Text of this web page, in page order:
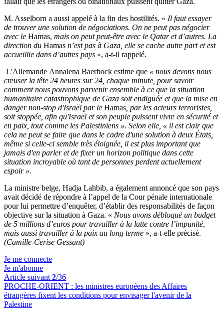
M. Asselborn a aussi appelé à la fin des hostilités. « Il faut essayer
de trouver une solution de négociations. On ne peut pas négocier
avec le Hamas, mais on peut peut-être avec le Qatar et d’autres. La
direction du Hamas n’est pas à Gaza, elle se cache autre part et est
accueillie dans d’autres pays », a-t-il rappelé.
L'Allemande Annalena Baerbock estime que « nous devons nous
creuser la tête 24 heures sur 24, chaque minute, pour savoir
comment nous pouvons parvenir ensemble à ce que la situation
humanitaire catastrophique de Gaza soit endiguée et que la mise en
danger non-stop d'Israël par le Hamas , par les acteurs terroristes,
soit stoppée, afin qu'Israël et son peuple puissent vivre en sécurité et
en paix, tout comme les Palestiniens ». Selon elle, « il est clair que
cela ne peut se faire que dans le cadre d'une solution à deux États,
même si celle-ci semble très éloignée, il est plus important que
jamais d'en parler et de fixer un horizon politique dans cette
situation incroyable où tant de personnes perdent actuellement
espoir ».
La ministre belge, Hadja Lahbib, a également annoncé que son pays
avait décidé de répondre à l’appel de la Cour pénale internationale
pour lui permettre d’enquêter, d’établir des responsabilités de façon
objective sur la situation à Gaza. « Nous avons débloqué un budget
de 5 millions d’euros pour travailler à la lutte contre l’impunité,
mais aussi travailler à la paix au long terme », a-t-elle précisé.
(Camille-Cerise Gessant)
Je me connecte
Je m'abonne
Article suivant 2/36
PROCHE-ORIENT : les ministres européens des Affaires
étrangères fixent les conditions pour envisager l'avenir de la
Palestine